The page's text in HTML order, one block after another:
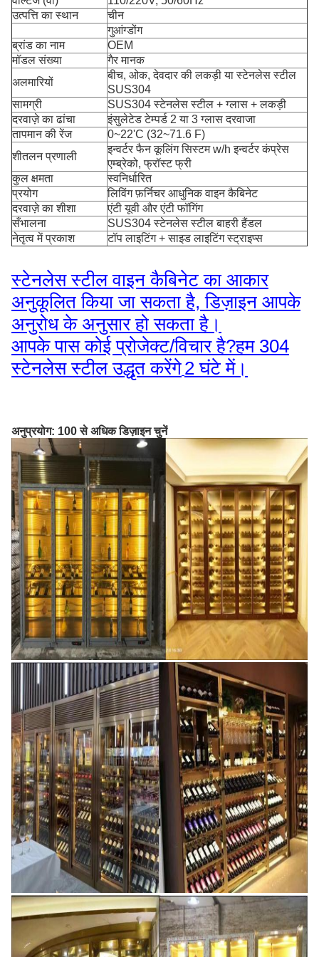
उत्पत्ति का स्थान
चीन
गुआंग्डोंग
ब्रांड का नाम
OEM
मॉडल संख्या
गैर मानक
अलमारियों
बीच, ओक, देवदार की लकड़ी या स्टेनलेस स्टील
SUS304
सामग्री
SUS304 स्टेनलेस स्टील + ग्लास + लकड़ी
दरवाज़े का ढांचा
इंसुलेटेड टेम्पर्ड 2 या 3 ग्लास दरवाजा
तापमान की रेंज
0~22'C (32~71.6 F)
शीतलन प्रणाली
इन्वर्टर फैन कूलिंग सिस्टम w/h इन्वर्टर कंप्रेस
एम्ब्रेको, फ्रॉस्ट फ्री
कुल क्षमता
स्वनिर्धारित
प्रयोग
लिविंग फ़र्निचर आधुनिक वाइन कैबिनेट
दरवाज़े का शीशा
एंटी यूवी और एंटी फॉगिंग
सँभालना
SUS304 स्टेनलेस स्टील बाहरी हैंडल
नेतृत्व में प्रकाश
टॉप लाइटिंग + साइड लाइटिंग स्ट्राइप्स
स्टेनलेस स्टील वाइन कैबिनेट का आकार
अनुकूलित किया जा सकता है, डिज़ाइन आपके
अनुरोध के अनुसार हो सकता है।
आपके पास कोई प्रोजेक्ट/विचार है?हम 304
स्टेनलेस स्टील उद्धृत करेंगे2 घंटे में।
अनुप्रयोग: 100 से अधिक डिज़ाइन चुनें